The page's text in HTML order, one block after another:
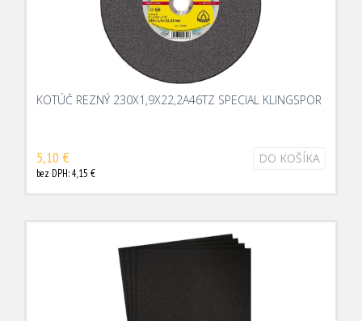
KOTÚČ REZNÝ 230X1,9X22,2A46TZ SPECIAL KLINGSPOR
5,10 €
bez DPH: 4,15 €
DO KOŠÍKA